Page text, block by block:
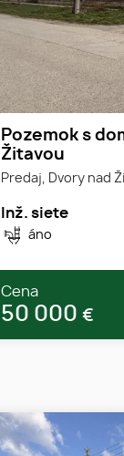
Pozemok s
Žitavou
Predaj, Dvory nad
Inž. siete
áno
Cena
50 000 €